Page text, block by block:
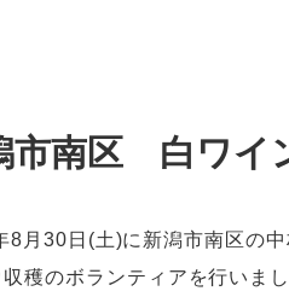
市南区 白ワイ
8月30日(土)に新潟市南区の中
穫のボランティアを行いまし